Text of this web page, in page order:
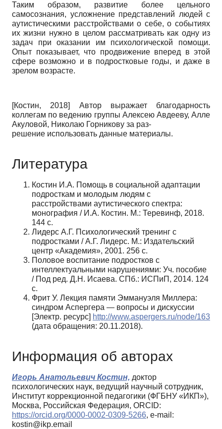
Таким образом, развитие более цельного
самосознания, усложнение представлений людей с
аутистическими расстройствами о себе, о событиях
их жизни нужно в целом рассматривать как одну из
задач при оказании им психологической помощи.
Опыт показывает, что продвижение вперед в этой
сфере возможно и в подростковые годы, и даже в
зрелом возрасте.
[Костин, 2018]
Автор выражает благодарность
коллегам по ведению группы Алексею Авдееву, Алле
Акуловой, Николаю Горникову за раз-
решение использовать данные материалы.
Литература
Костин И.А. Помощь в социальной адаптации
подросткам и молодым людям с
расстройствами аутистического спектра:
монография / И.А. Костин. М.: Теревинф, 2018.
144 с.
Лидерс А.Г. Психологический тренинг с
подростками / А.Г. Лидерс. М.: Издательский
центр «Академия», 2001. 256 с.
Половое воспитание подростков с
интеллектуальными нарушениями: Уч. пособие
/ Под ред. Д.Н. Исаева. СПб.: ИСПиП, 2014. 124
с.
Фрит У. Лекция памяти Эммануэля Миллера:
синдром Аспергера — вопросы и дискуссии
[Электр. ресурс] http://www.aspergers.ru/node/163
(дата обращения: 20.11.2018).
Информация об авторах
Игорь Анатольевич Костин, доктор
психологических наук, ведущий научный сотрудник,
Институт коррекционной педагогики (ФГБНУ «ИКП»),
Москва, Российская Федерация, ORCID:
https://orcid.org/0000-0002-0309-5266, e-mail:
kostin@ikp.email